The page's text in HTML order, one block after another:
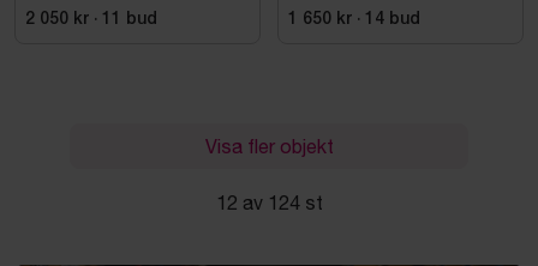
2 050 kr · 11 bud 1 650 kr · 14 bud
Visa fler objekt
12 av 124 st